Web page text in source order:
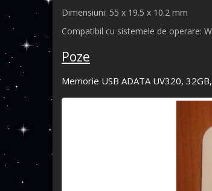
Dimensiuni: 55 x 19.5 x 10.2 mm
Compatibil cu sistemele de operare:
Poze
Memorie USB ADATA UV320,